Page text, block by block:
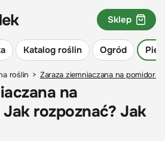
Katalog roślin Ogród
Sklep
roślin > Zaraza ziemniaczana na
na
rozpoznać? Jak